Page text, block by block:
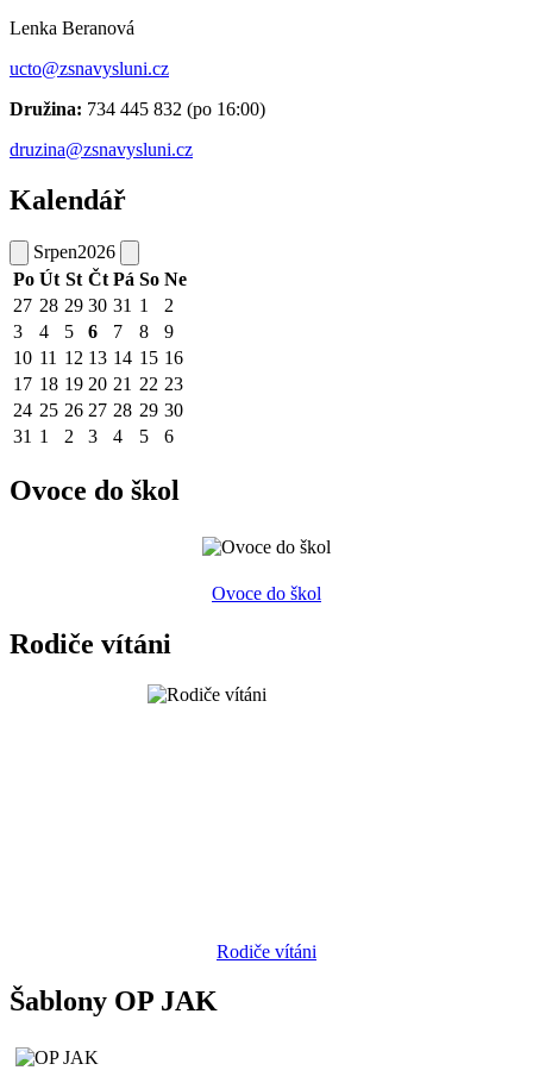
Lenka Beranová
ucto@zsnavysluni.cz
Družina: 734 445 832 (po 16:00)
druzina@zsnavysluni.cz
Kalendář
Srpen2026
Po Út St Čt Pá So Ne
27 28 29 30 31 1
2
3
4 5 6 7 8
9
10 11 12 13 14 15 16
17 18 19 20 21 22 23
24 25 26 27 28 29 30
31 1 2 3 4 5 6
Ovoce do škol
Ovoce do škol
Rodiče vítáni
Rodiče vítáni
Šablony OP JAK